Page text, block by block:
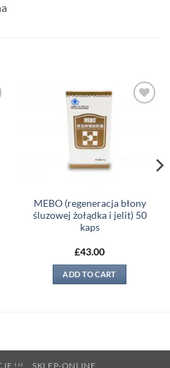
MEBO (regeneracja błony
śluzowej żołądka i jelit) 50
kaps
£43.00
ADD TO CART
!!! SKLEP-ONLINE